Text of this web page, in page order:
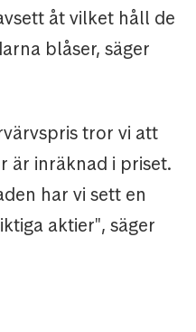
åt vilket håll de
blåser, säger
tror vi att
är inräknad i priset.
har vi sett en
aktier", säger